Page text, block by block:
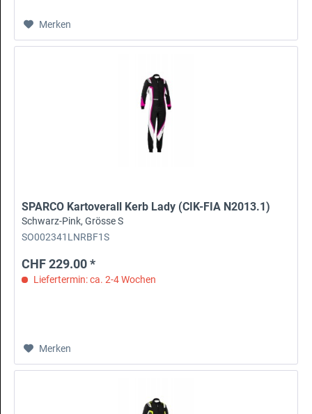
Merken
SPARCO Kartoverall Kerb Lady (CIK-FIA N2013.1)
Schwarz-Pink, Grösse S
SO002341LNRBF1S
CHF 229.00 *
Liefertermin: ca. 2-4 Wochen
Merken